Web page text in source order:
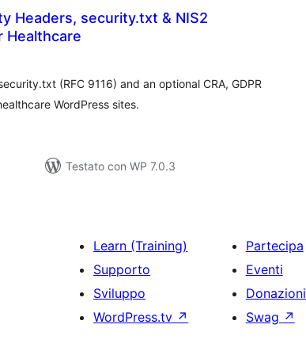
Headers, security.txt & NIS2
Healthcare
(RFC 9116) and an optional CRA, GDPR
WordPress sites.
Testato con WP 7.0.3
Learn (Training)
Supporto
Sviluppo
WordPress.tv ↗
Partecipa
Eventi
Donazioni
Swag ↗